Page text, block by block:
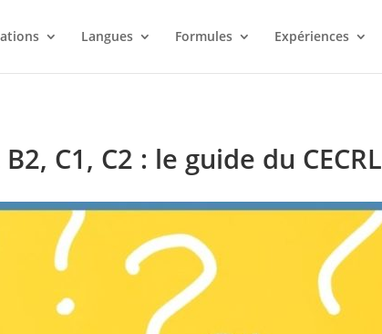
Langues Formules Expériences
C1, C2 : le guide du CECRL